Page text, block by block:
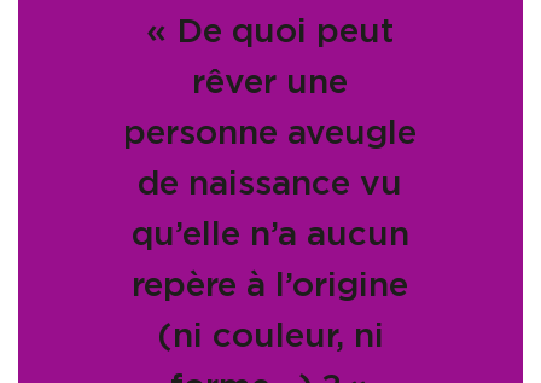
« De quoi peut
rêver une
personne aveugle
de naissance vu
qu’elle n’a aucun
repère à l’origine
(ni couleur, ni